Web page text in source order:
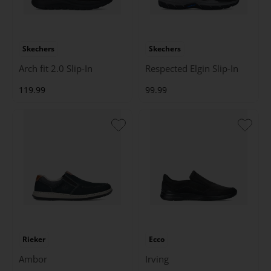
Skechers
Arch fit 2.0 Slip-In
119.99
Skechers
Respected Elgin Slip-In
99.99
Rieker
Ambor
Ecco
Irving